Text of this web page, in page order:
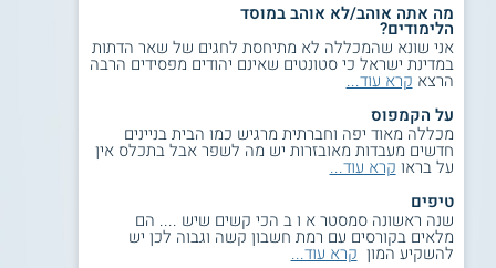
מה אתה אוהב/לא אוהב במוסד
הלימודים?
אני שונא שהמכללה לא מתיחסת לחגים של שאר הדתות
במדינת ישראל כי סטונטים שאינם יהודים מפסידים הרבה
הרצא קרא עוד...
על הקמפוס
מכללה מאוד יפה וחברתית מרגיש כמו הבית בניינים
חדשים מעבדות מאובזרות יש מה לשפר אבל בתכלס אין
על בראו קרא עוד...
טיפים
שנה ראשונה סמסטר א ו ב הכי קשים שיש .... הם
מלאים בקורסים עם רמת חשבון קשה וגבוה לכן יש
להשקיע המון קרא עוד...